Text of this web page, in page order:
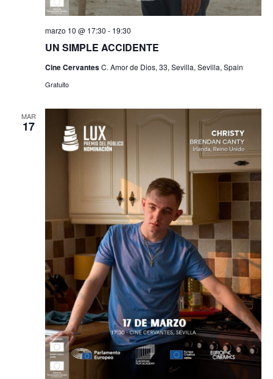
UN SIMPLE ACCIDENTE
marzo 10 @ 17:30 - 19:30
Cine CervantesC. Amor de Dios, 33, Sevilla, Sevilla, Spain
Gratuito
MAR
17